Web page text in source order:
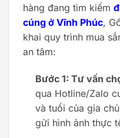
hàng đang tìm kiếm
cúng ở Vĩnh Phúc,
khai quy trình mua
an tâm:
Bước 1: Tư vấn
qua Hotline/Zalo
và tuổi của gia
gửi hình ảnh thực